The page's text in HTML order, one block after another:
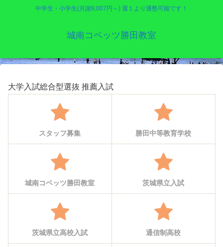
中学生・小学生(月謝9,007円～) 週１より通塾可能です！
城南コベッツ勝田教室
大学入試総合型選抜 推薦入試
スタッフ募集 勝田中等教育学校
城南コベッツ勝田教室 茨城県立入試
茨城県立高校入試 通信制高校